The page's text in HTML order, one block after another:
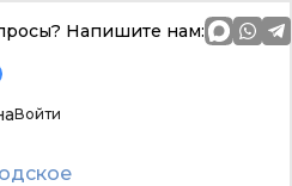
Напишите нам:
Войти